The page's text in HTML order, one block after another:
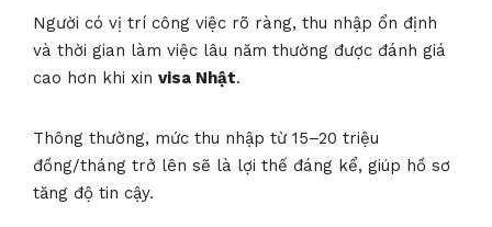
Người có vị trí công việc rõ ràng, thu nhập ổn định
và thời gian làm việc lâu năm thường được đánh giá
cao hơn khi xin visa Nhật.
Thông thường, mức thu nhập từ 15–20 triệu
đồng/tháng trở lên sẽ là lợi thế đáng kể, giúp hồ sơ
tăng độ tin cậy.